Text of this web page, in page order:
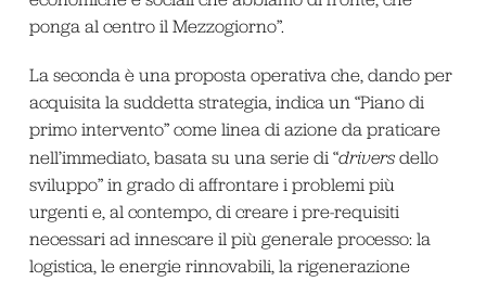
ponga al centro il Mezzogiorno”.
La seconda è una proposta operativa che, dando per
acquisita la suddetta strategia, indica un “Piano di
primo intervento” come linea di azione da praticare
nell’immediato, basata su una serie di “drivers dello
sviluppo” in grado di affrontare i problemi più
urgenti e, al contempo, di creare i pre-requisiti
necessari ad innescare il più generale processo: la
logistica, le energie rinnovabili, la rigenerazione